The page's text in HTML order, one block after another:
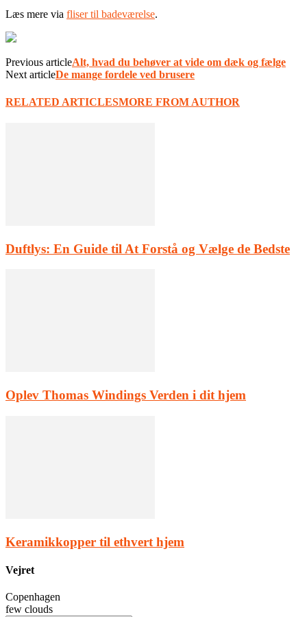
Læs mere via fliser til badeværelse.
Previous articleAlt, hvad du behøver at vide om dæk og fælge
Next articleDe mange fordele ved brusere
RELATED ARTICLESMORE FROM AUTHOR
Duftlys: En Guide til At Forstå og Vælge de Bedste
Oplev Thomas Windings Verden i dit hjem
Keramikkopper til ethvert hjem
Vejret
Copenhagen
few clouds